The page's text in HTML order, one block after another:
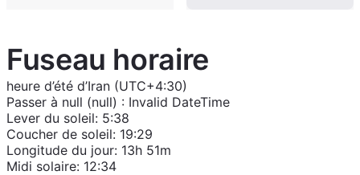
Fuseau horaire
heure d’été d’Iran (UTC+4:30)
Passer à null (null) : Invalid DateTime
Lever du soleil: 5:38
Coucher de soleil: 19:29
Longitude du jour: 13h 51m
Midi solaire: 12:34